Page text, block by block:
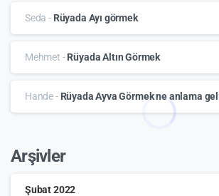
Seda - Rüyada Ayı görmek
Mehmet -Rüyada Altın Görmek
Hande- Rüyada Ayva Görmek ne anlama
Arşivler
Şubat 2022